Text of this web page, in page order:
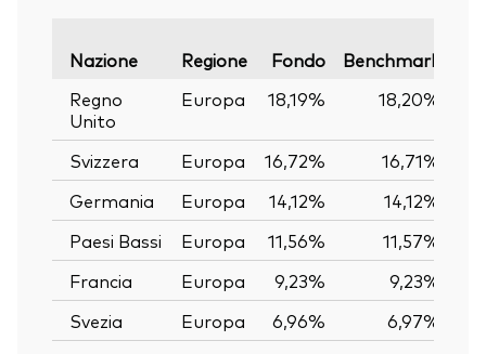
Nazione Regione Fondo Benchmark
Regno
Unito
Europa 18,19% 18,20%
Svizzera Europa 16,72%
16,71%
Germania
Europa 14,12%
14,12%
Paesi Bassi
Europa 11,56% 11,57%
Francia
Europa 9,23%
9,23%
Svezia
Europa 6,96% 6,97%